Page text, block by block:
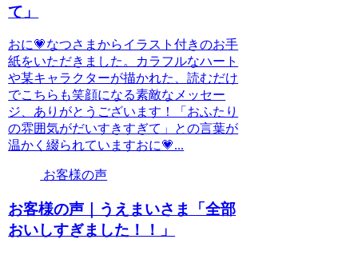
て」
おに💗なつさまからイラスト付きのお手
紙をいただきました。カラフルなハート
や某キャラクターが描かれた、読むだけ
でこちらも笑顔になる素敵なメッセー
ジ、ありがとうございます！「おふたり
の雰囲気がだいすきすぎて」との言葉が
温かく綴られていますおに💗...
お客様の声
お客様の声｜うえまいさま「全部
おいしすぎました！！」